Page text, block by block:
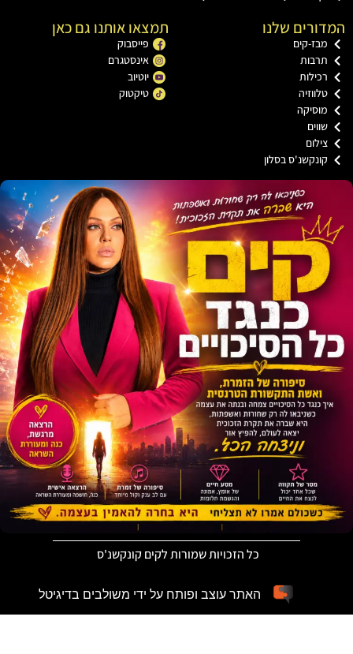
שלנו
קים
בסלון
תמצאו אותנו גם כאן
פייסבוק
אינסטגרם
יוטיוב
טיקטוק
כל הזכויות שמורות לקים קונקשנ'ס
האתר עוצב ופותח על ידי משולבים בדיגיטל